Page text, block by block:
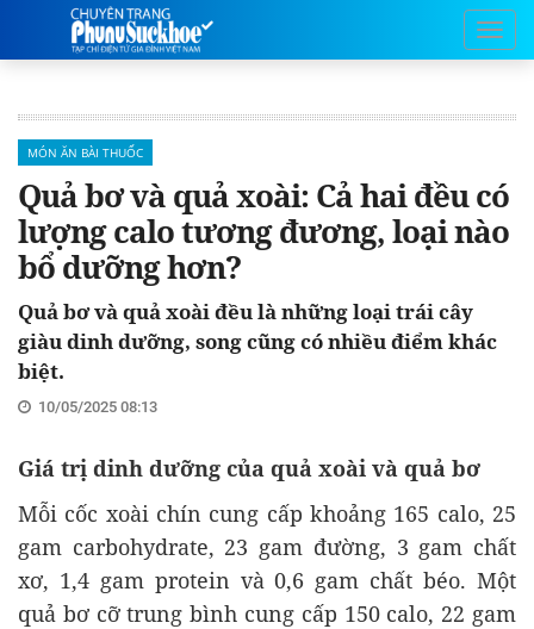
MÓN ĂN BÀI THUỐC
Quả bơ và quả xoài: Cả hai đều có
lượng calo tương đương, loại nào
bổ dưỡng hơn?
Quả bơ và quả xoài đều là những loại trái cây
giàu dinh dưỡng, song cũng có nhiều điểm khác
biệt.
10/05/2025 08:13
Giá trị dinh dưỡng của quả xoài và quả bơ
Mỗi cốc xoài chín cung cấp khoảng 165 calo, 25
gam carbohydrate, 23 gam đường, 3 gam chất
xơ, 1,4 gam protein và 0,6 gam chất béo. Một
quả bơ cỡ trung bình cung cấp 150 calo, 22 gam